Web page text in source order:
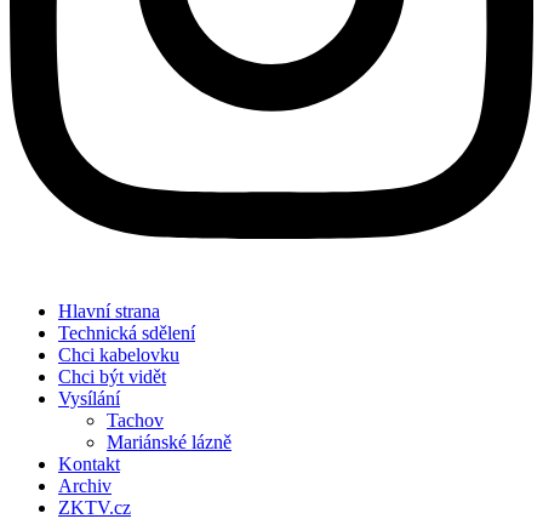
Hlavní strana
Technická sdělení
Chci kabelovku
Chci být vidět
Vysílání
Tachov
Mariánské lázně
Kontakt
Archiv
ZKTV.cz